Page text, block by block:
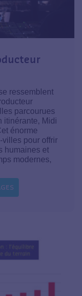
ressemblent
parcourues
itinérante, Midi
énorme
villes pour offrir
humaines et
modernes,